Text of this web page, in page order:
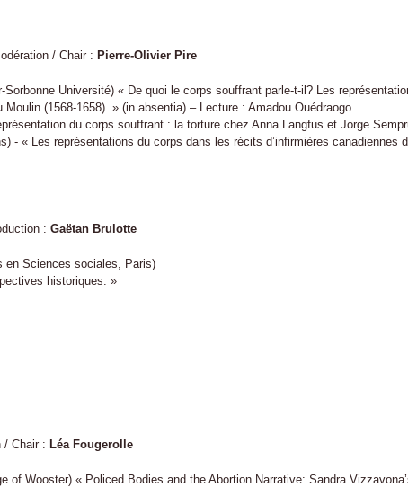
/ Chair : Pierre-Olivier Pire
Sorbonne Université) « De quoi le corps souffrant parle-t-il? Les
(1568-1658). » (in absentia) – Lecture : Amadou Ouédraogo
du corps souffrant : la torture chez Anna Langfus et Jorge
- « Les représentations du corps dans les récits d’infirmières canadiennes
: Gaëtan Brulotte
en Sciences sociales, Paris)
historiques. »
/ Chair : Léa Fougerolle
of Wooster) « Policed Bodies and the Abortion Narrative: Sandra